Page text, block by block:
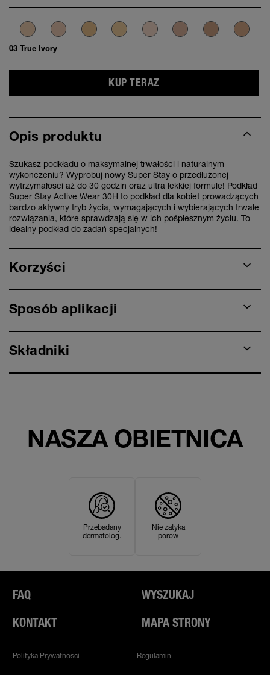
03 True Ivory
KUP TERAZ
Opis produktu
Szukasz podkładu o maksymalnej trwałości i naturalnym
wykończeniu? Wypróbuj nowy Super Stay o przedłużonej
wytrzymałości aż do 30 godzin oraz ultra lekkiej formule! Podkład
Super Stay Active Wear 30H to podkład dla kobiet prowadzących
bardzo aktywny tryb życia, wymagających i wybierających trwałe
rozwiązania, które sprawdzają się w ich pośpiesznym życiu. To
idealny podkład do zadań specjalnych!
Korzyści
Sposób aplikacji
Składniki
NASZA OBIETNICA
Przebadany
dermatolog.
Nie zatyka
porów
FAQ
KONTAKT
WYSZUKAJ
MAPA STRONY
Polityka Prywatności Regulamin